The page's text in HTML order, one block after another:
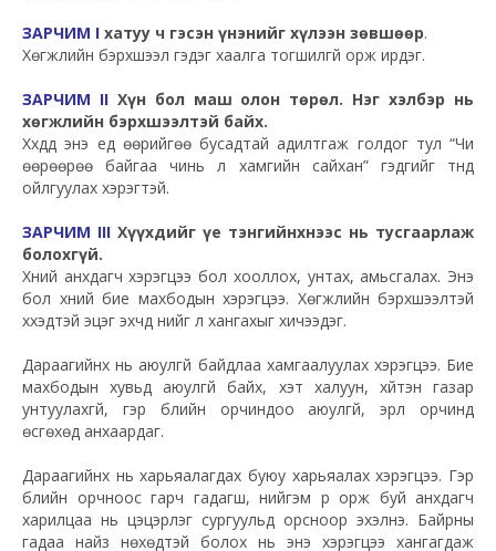
ЗАРЧИМ I хатуу ч гэсэн үнэнийг хүлээн зөвшөөр.
Хөгжлийн бэрхшээл гэдэг хаалга тогшилгүй орж ирдэг.
ЗАРЧИМ II Хүн бол маш олон төрөл. Нэг хэлбэр нь
хөгжлийн бэрхшээлтэй байх.
Хүүхдүүд энэ үед өөрийгөө бусадтай адилтгаж голдог тул “Чи
өөрөөрөө байгаа чинь л хамгийн сайхан” гэдгийг түүнд
ойлгуулах хэрэгтэй.
ЗАРЧИМ III Хүүхдийг үе тэнгийнхнээс нь тусгаарлаж
болохгүй.
Хүний анхдагч хэрэгцээ бол хооллох, унтах, амьсгалах. Энэ
бол хүний бие махбодын хэрэгцээ. Хөгжлийн бэрхшээлтэй
хүүхэдтэй эцэг эхчүүд үүнийг л хангахыг хичээдэг.
Дараагийнх нь аюулгүй байдлаа хамгаалуулах хэрэгцээ. Бие
махбодын хувьд аюулгүй байх, хэт халуун, хүйтэн газар
унтуулахгүй, гэр бүлийн орчиндоо аюулгүй, эрүүл орчинд
өсгөхөд анхаардаг.
Дараагийнх нь харьяалагдах буюу харьяалах хэрэгцээ. Гэр
бүлийн орчноос гарч гадагш, нийгэм рүү орж буй анхдагч
харилцаа нь цэцэрлэг сургуульд орсноор эхэлнэ. Байрны
гадаа найз нөхөдтэй болох нь энэ хэрэгцээ хангагдаж